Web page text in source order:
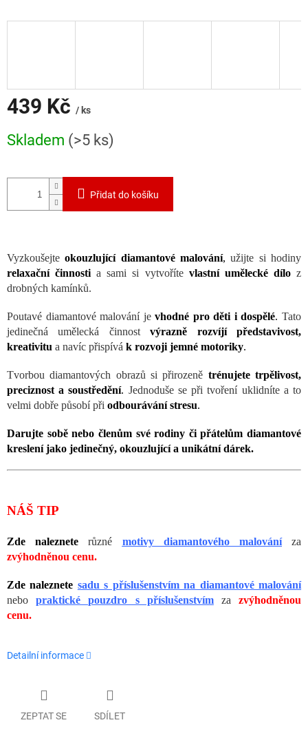
439 Kč / ks
cena:
Skladem (>5 ks)
Přidat do košíku
Vyzkoušejteokouzlující diamantové malování, užijte si hodiny
relaxační činnosti a sami si vytvoříte vlastní umělecké díloz
drobných kamínků.
Poutavé diamantové malování jevhodné pro děti i dospělé. Tato
jedinečná umělecká činnostvýrazně rozvíjí představivost,
kreativitu a navíc přispívá k rozvoji jemné motoriky.
Tvorbou diamantových obrazů si přirozeně trénujete trpělivost,
preciznost a soustředění. Jednoduše se při tvoření uklidníte a to
velmi dobře působí při odbourávání stresu.
Darujte sobě nebo členům své rodiny či přátelům diamantové
kreslení jako jedinečný, okouzlující a unikátní dárek.
NÁŠ TIP
Zde naleznete různé motivy diamantového malováníza
zvýhodněnou cenu.
Zde naleznete sadu s příslušenstvím na diamantové malování
nebopraktické pouzdro s příslušenstvímzazvýhodněnou
cenu.
Detailní informace
ZEPTAT SE SDÍLET